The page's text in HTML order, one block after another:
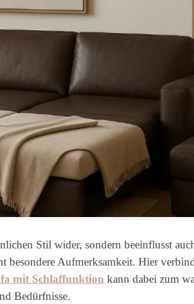
Stil wider, sondern beeinflusst
besondere Aufmerksamkeit. Hier
mit Schlaffunktion kann dabei zum
Bedürfnisse.